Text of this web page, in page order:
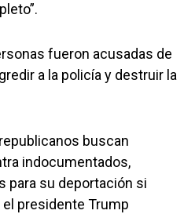
fueron acusadas de
a la policía y destruir la
buscan
indocumentados,
para su deportación si
el presidente Trump